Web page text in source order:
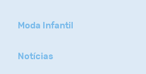
Moda Infantil
Notícias